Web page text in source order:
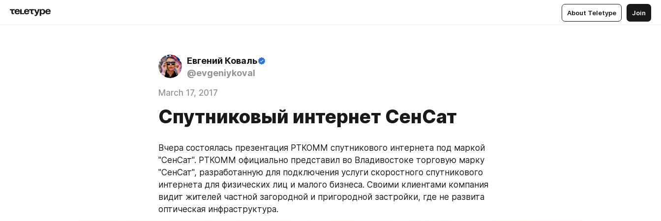
About Teletype Join
Евгений Коваль
@evgeniykoval
March 17, 2017
Спутниковый интернет СенСат
Вчера состоялась презентация РТКОММ спутникового интернета под маркой
"СенСат". РТКОММ официально представил во Владивостоке торговую марку
"СенСат", разработанную для подключения услуги скоростного спутникового
интернета для физических лиц и малого бизнеса. Своими клиентами компания
видит жителей частной загородной и пригородной застройки, где не развита
оптическая инфраструктура.